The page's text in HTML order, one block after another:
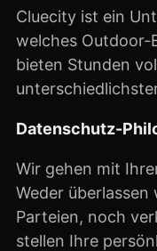
Cluecity ist ein
welches Outdoor-
bieten Stunden
Datenschutz-
Wir gehen mit
Weder
Parteien, noch
stellen Ihre